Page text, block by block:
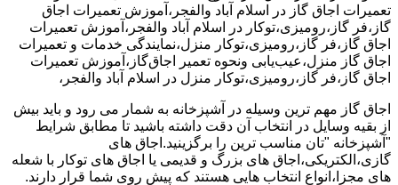
تعمیرات اجاق گاز در اسلام آباد والفجر،آموزش تعمیرات اجاق
گاز،فر گاز،رومیزی،توکار در اسلام آباد والفجر،آموزش تعمیرات
اجاق گاز،فر گاز،رومیزی،توکار منزل،نمایندگی خدمات و تعمیرات
اجاق گاز منزل،عیب‌یابی ونحوه تعمیر اجاق‌گاز،آموزش تعمیرات
اجاق گاز،فر گاز،رومیزی،توکار منزل در اسلام آباد والفجر،
اجاق گاز مهم ترین وسیله در آشپزخانه به شمار می رود و باید بیش
از بقیه وسایل در انتخاب آن دقت داشته باشید تا مطابق شرایط
"آشپزخانه "تان مناسب ترین را برگزینید.اجاق های
گازی،الکتریکی،اجاق های بزرگ و قدیمی یا اجاق های توکار با شعله
های مجزا،انواع انتخاب هایی هستند که پیش روی شما قرار دارند.